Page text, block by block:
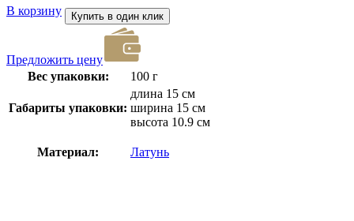
В корзину Купить в один клик
Предложить цену
Вес упаковки:
100 г
Габариты упаковки:
длина 15 см
ширина 15 см
высота 10.9 см
Материал: Латунь